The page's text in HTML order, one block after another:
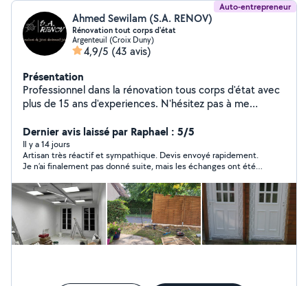
Auto-entrepreneur
Ahmed Sewilam (S.A. RENOV)
Rénovation tout corps d'état
Argenteuil (Croix Duny)
4,9/5 (43 avis)
Présentation
Professionnel dans la rénovation tous corps d'état avec
plus de 15 ans d'experiences. N'hésitez pas à me
Dernier avis laissé par Raphael : 5/5
Il y a 14 jours
Artisan très réactif et sympathique. Devis envoyé rapidement.
Je n’ai finalement pas donné suite, mais les échanges ont été